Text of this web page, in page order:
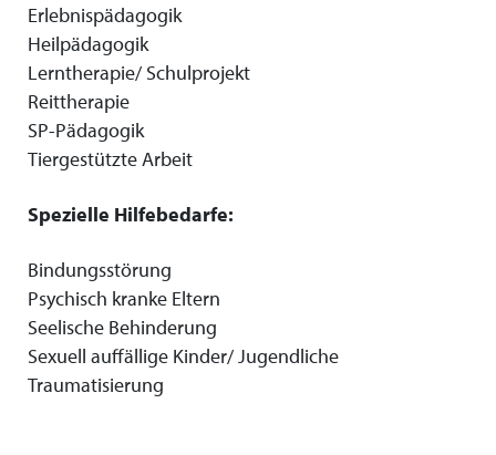
Erlebnispädagogik
Heilpädagogik
Lerntherapie/ Schulprojekt
Reittherapie
SP-Pädagogik
Tiergestützte Arbeit
Spezielle Hilfebedarfe:
Bindungsstörung
Psychisch kranke Eltern
Seelische Behinderung
Sexuell auffällige Kinder/ Jugendliche
Traumatisierung